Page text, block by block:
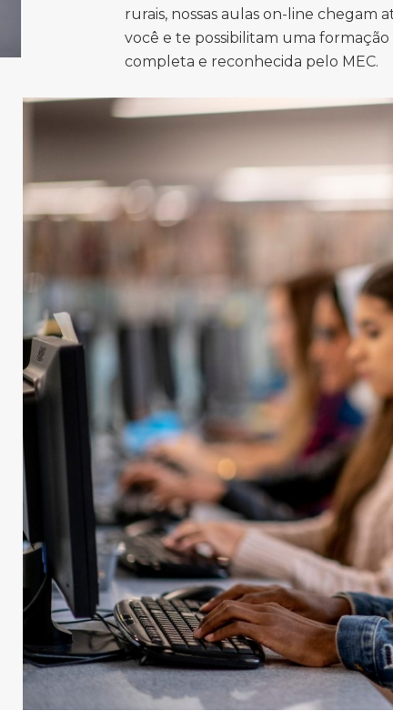
rurais, nossas aulas on-line chegam
você e te possibilitam uma formação
completa e reconhecida pelo MEC.